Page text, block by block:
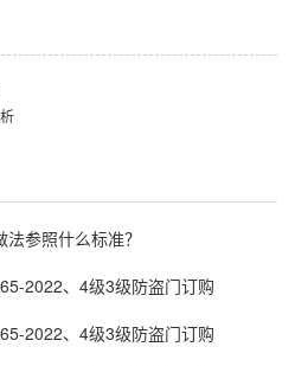
参照什么标准？
2022、4级3级防盗门订购
2022、4级3级防盗门订购